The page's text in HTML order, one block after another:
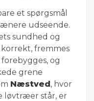
et spørgsmål
udseende.
sundhed og
fremmes
og
grene
Næstved, hvor
løvtræer står, er